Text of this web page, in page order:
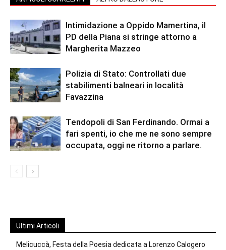
Intimidazione a Oppido Mamertina, il
PD della Piana si stringe attorno a
Margherita Mazzeo
Polizia di Stato: Controllati due
stabilimenti balneari in località
Favazzina
Tendopoli di San Ferdinando. Ormai a
fari spenti, io che me ne sono sempre
occupata, oggi ne ritorno a parlare.
Ultimi Articoli
Melicuccà, Festa della Poesia dedicata a Lorenzo Calogero